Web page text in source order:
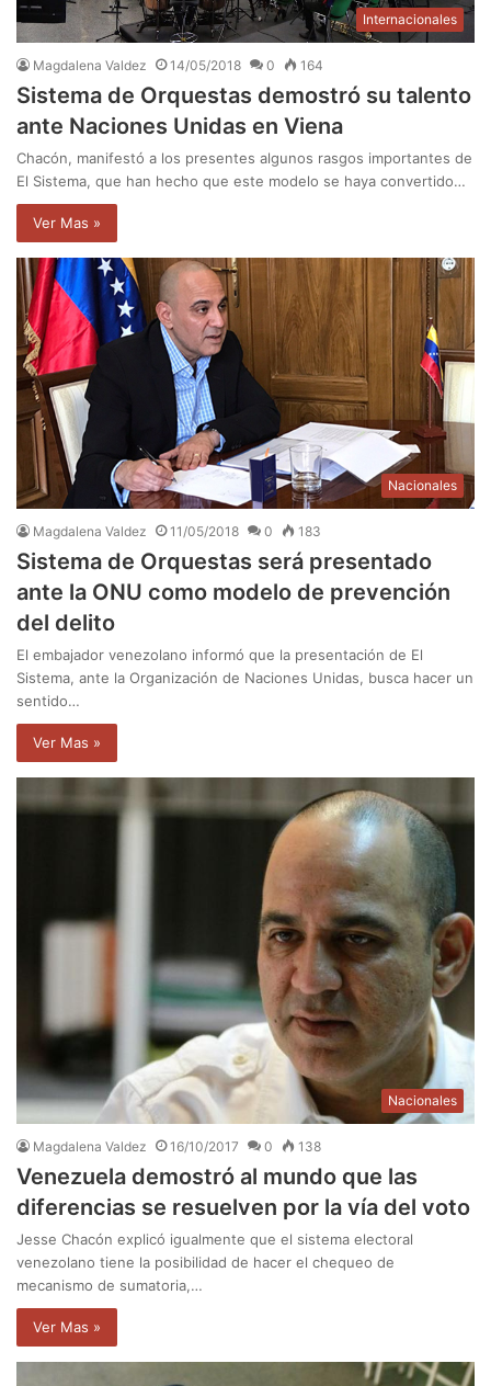
Internacionales
Magdalena Valdez 14/05/2018 0 164
Sistema de Orquestas demostró su talento
ante Naciones Unidas en Viena
Chacón, manifestó a los presentes algunos rasgos importantes de
El Sistema, que han hecho que este modelo se haya convertido…
Ver Mas »
Nacionales
Magdalena Valdez 11/05/2018 0 183
Sistema de Orquestas será presentado
ante la ONU como modelo de prevención
del delito
El embajador venezolano informó que la presentación de El
Sistema, ante la Organización de Naciones Unidas, busca hacer un
sentido…
Ver Mas »
Nacionales
Magdalena Valdez 16/10/2017 0 138
Venezuela demostró al mundo que las
diferencias se resuelven por la vía del voto
Jesse Chacón explicó igualmente que el sistema electoral
venezolano tiene la posibilidad de hacer el chequeo de
mecanismo de sumatoria,…
Ver Mas »